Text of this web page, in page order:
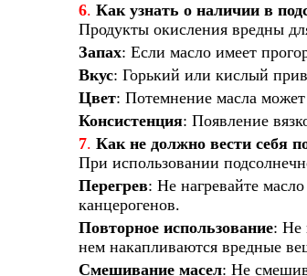
6. Как узнать о наличии в
Продукты окисления вредны
Запах: Если масло имеет
Вкус: Горький или кислый
Цвет: Потемнение масла может
Консистенция: Появление
7. Как не должно вести себя
При использовании
Перегрев: Не нагревайте
канцерогенов.
Повторное использование: Не
нем накапливаются вредные
Смешивание масел: Не